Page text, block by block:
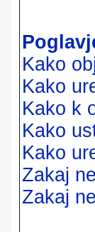
Kako
Kako
Kako k
Kako
Kako
Zakaj
Zakaj